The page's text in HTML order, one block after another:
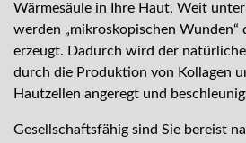
Wärmesäule in Ihre Haut. Weit
werden „mikroskopischen Wunden“
erzeugt. Dadurch wird der
durch die Produktion von Kollagen
Hautzellen angeregt und
Gesellschaftsfähig sind Sie bereist